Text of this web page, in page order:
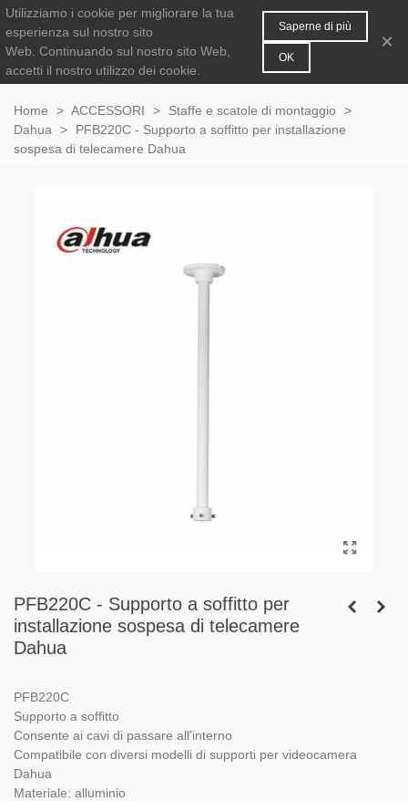
0
Home > ACCESSORI > Staffe e scatole di montaggio
>
Dahua
>
PFB220C - Supporto a soffitto per installazione
sospesa di telecamere Dahua
PFB220C - Supporto a soffitto per
installazione sospesa di telecamere
Dahua
PFB220C
Supporto a soffitto
Consente ai cavi di passare all'interno
Compatibile con diversi modelli di supporti per videocamera
Dahua
Materiale: alluminio
Utilizziamo i cookie per migliorare la tua
esperienza sul nostro sito
Web. Continuando sul nostro sito Web,
accetti il nostro utilizzo dei cookie.
Saperne di più
OK
×